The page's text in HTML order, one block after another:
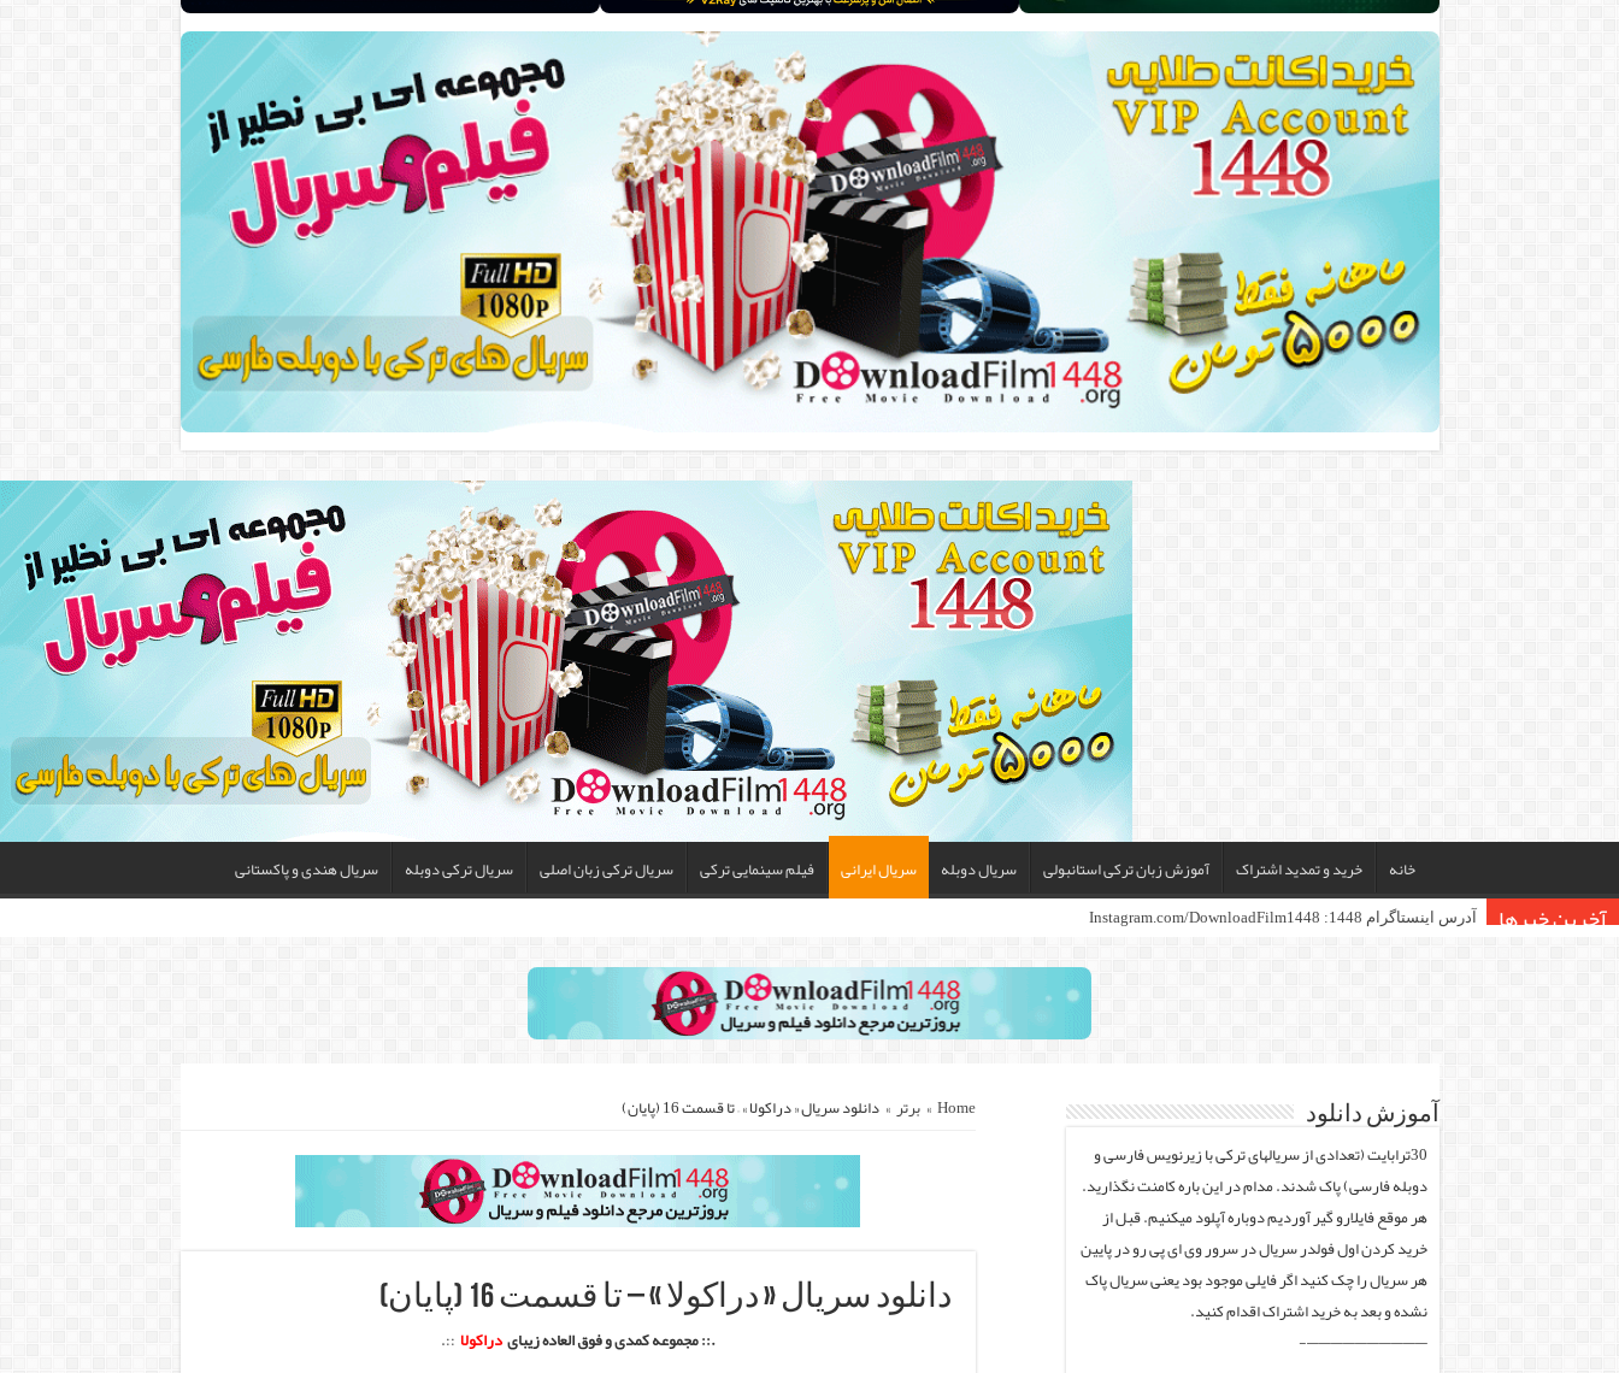
خانه خرید و تمدید اشتراک آموزش زبان ترکی استانبولی سریال دوبله سریال ایرانی فیلم سینمایی ترکی سریال ترکی زبان اصلی سریال ترکی دوبله سریال هندی و پاکستانی
آخرین خبرها آدرس کانال اطلاع رسانی وبسایت: Te
Home
» برتر » دانلود سریال « دراکولا » – تا قسمت 16 (پایان)
دانلود سریال « دراکولا » – تا قسمت 16 (پایان)
.:: مجموعه کمدی و فوق العاده زیبایدراکولا ::.
آموزش دانلود
30ترابایت (تعدادی از سریالهای ترکی با زیرنویس فارسی و
دوبله فارسی) پاک شدند. مدام در این باره کامنت نگذارید.
هر موقع فایلارو گیر آوردیم دوباره آپلود میکنیم. قبل از
خرید کردن اول فولدر سریال در سرور وی ای پی رو در پایین
هر سریال را چک کنید اگر فایلی موجود بود یعنی سریال پاک
نشده و بعد به خرید اشتراک اقدام کنید.
——————————-